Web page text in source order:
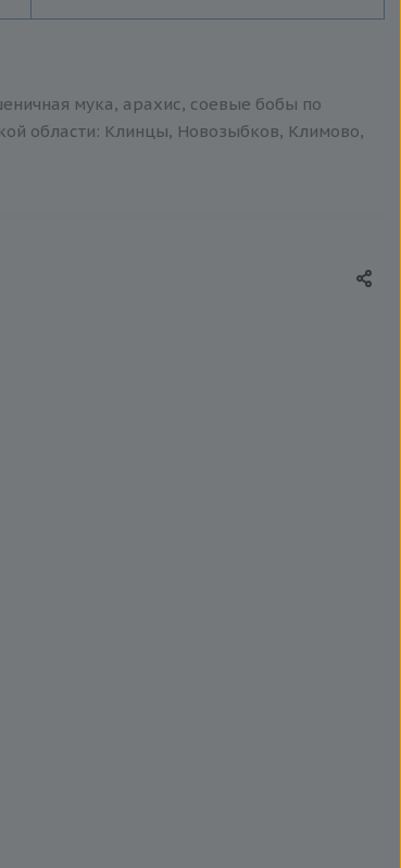
мука, арахис, соевые бобы по
области: Клинцы, Новозыбков, Климово,